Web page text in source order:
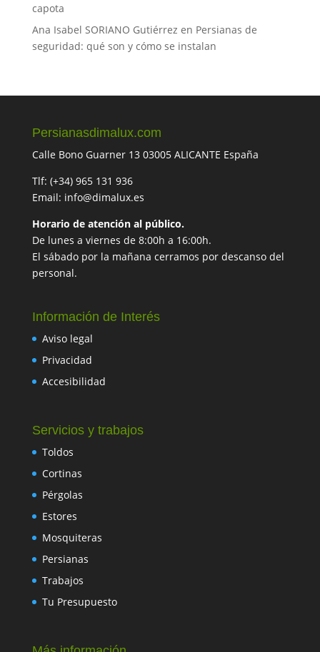
capota
Ana Isabel SORIANO Gutiérrez en Persianas de
seguridad: qué son y cómo se instalan
Persianasdimalux.com
Calle Bono Guarner 13 03005 ALICANTE España
Tlf: (+34) 965 131 936
Email: info@dimalux.es
Horario de atención al público.
De lunes a viernes de 8:00h a 16:00h.
El sábado por la mañana cerramos por descanso del
personal.
Información de Interés
Aviso legal
Privacidad
Accesibilidad
Servicios y trabajos
Toldos
Cortinas
Pérgolas
Estores
Mosquiteras
Persianas
Trabajos
Tu Presupuesto